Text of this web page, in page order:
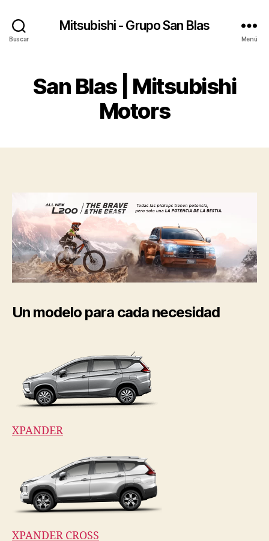
Buscar
Mitsubishi - Grupo San Blas
Menú
San Blas | Mitsubishi
Motors
Un modelo para cada necesidad
XPANDER
XPANDER CROSS